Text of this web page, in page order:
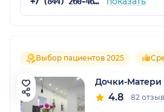
Выбор пациентов 2025
Дочки-Матери
4.8 82